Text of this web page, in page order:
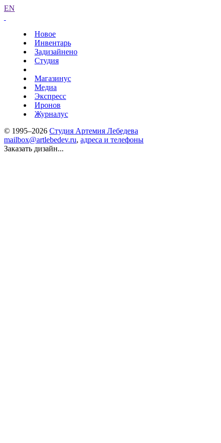
EN
Новое
Инвентарь
Задизайнено
Студия
Магазинус
Медиа
Экспресс
Иронов
Журналус
© 1995–2026 Студия Артемия Лебедева
mailbox@artlebedev.ru, адреса и телефоны
Заказать дизайн...